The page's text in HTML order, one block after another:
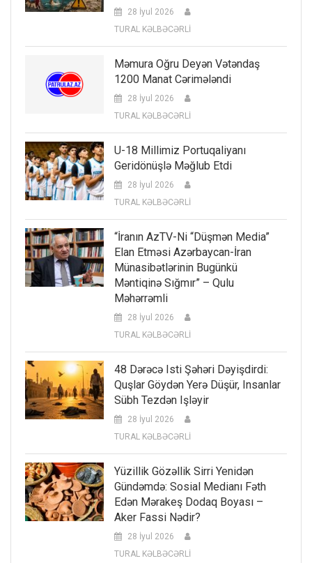
28 İyul 2026
TURAL KƏLBƏCƏRLİ
Məmura Oğru Deyən Vətəndaş
1200 Manat Cərimələndi
28 İyul 2026
TURAL KƏLBƏCƏRLİ
U-18 Millimiz Portuqaliyanı
Geridönüşlə Məğlub Etdi
28 İyul 2026
TURAL KƏLBƏCƏRLİ
“İranın AzTV-Ni “düşmən Media”
Elan Etməsi Azərbaycan-İran
Münasibətlərinin Bugünkü
Məntiqinə Sığmır” – Qulu
Məhərrəmli
28 İyul 2026
TURAL KƏLBƏCƏRLİ
48 Dərəcə Isti Şəhəri Dəyişdirdi:
Quşlar Göydən Yerə Düşür, Insanlar
Sübh Tezdən Işləyir
28 İyul 2026
TURAL KƏLBƏCƏRLİ
Yüzillik Gözəllik Sirri Yenidən
Gündəmdə: Sosial Medianı Fəth
Edən Mərakeş Dodaq Boyası –
Aker Fassi Nədir?
28 İyul 2026
TURAL KƏLBƏCƏRLİ